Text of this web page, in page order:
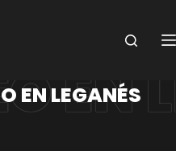
EN LEGANÉS